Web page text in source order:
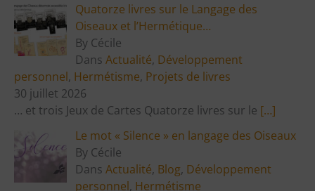
Quatorze livres sur le Langage des
Oiseaux et l’Hermétique…
By Cécile
Dans Actualité, Développement
personnel, Hermétisme, Projets de livres
30 juillet 2026
… et trois Jeux de Cartes Quatorze livres sur le […]
Le mot « Silence » en langage des Oiseaux
By Cécile
Dans Actualité, Blog, Développement
personnel, Hermétisme